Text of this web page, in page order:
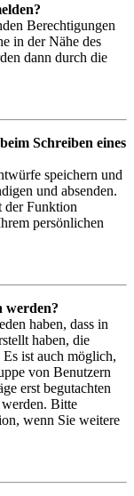
Berechtigungen
in der Nähe des
dann durch die
Schreiben eines
speichern und
und absenden.
der Funktion
persönlichen
werden?
haben, dass in
haben, die
ist auch möglich,
von Benutzern
erst begutachten
Bitte
wenn Sie weitere